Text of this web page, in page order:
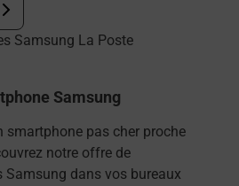
Samsung
smartphone pas cher proche
notre offre de
Samsung dans vos bureaux